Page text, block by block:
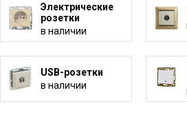
Электрические
розетки
в наличии
USB-розетки
в наличии